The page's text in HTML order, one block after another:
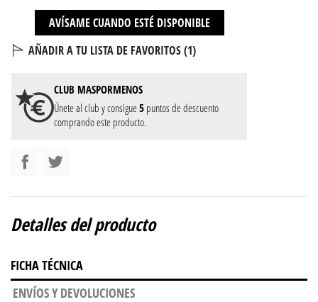
AVÍSAME CUANDO ESTÉ DISPONIBLE
AÑADIR A TU LISTA DE FAVORITOS (1)
CLUB MASPORMENOS
Únete al club y consigue5 puntos de descuento
comprando este producto.
Detalles del producto
FICHA TÉCNICA
ENVÍOS Y DEVOLUCIONES